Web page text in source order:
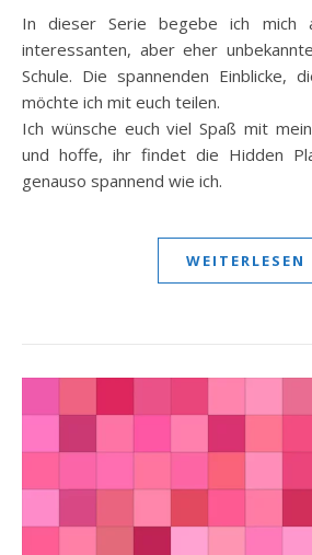
In dieser Serie begebe ich mich
interessanten, aber eher
Schule. Die spannenden Einblicke,
möchte ich mit euch teilen.
Ich wünsche euch viel Spaß mit
und hoffe, ihr findet die Hidden
genauso spannend wie ich.
WEITERLESEN